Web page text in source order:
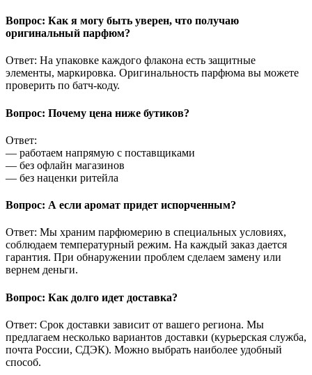
Вопрос: Как я могу быть уверен, что получаю
оригинальный парфюм?
Ответ: На упаковке каждого флакона есть защитные
элементы, маркировка. Оригинальность парфюма вы можете
проверить по батч-коду.
Вопрос: Почему цена ниже бутиков?
Ответ:
— работаем напрямую с поставщиками
— без офлайн магазинов
— без наценки ритейла
Вопрос: А если аромат придет испорченным?
Ответ: Мы храним парфюмерию в специальных условиях,
соблюдаем температурный режим. На каждый заказ дается
гарантия. При обнаружении проблем сделаем замену или
вернем деньги.
Вопрос: Как долго идет доставка?
Ответ: Срок доставки зависит от вашего региона. Мы
предлагаем несколько вариантов доставки (курьерская служба,
почта России, СДЭК). Можно выбрать наиболее удобный
способ.